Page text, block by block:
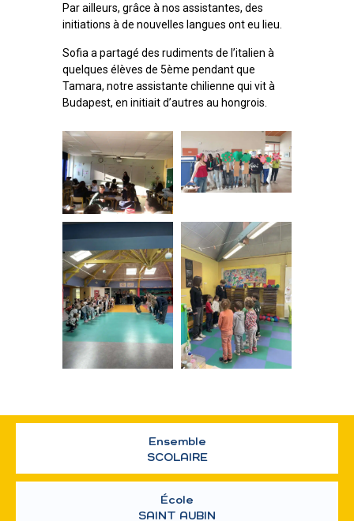
Par ailleurs, grâce à nos assistantes, des
initiations à de nouvelles langues ont eu lieu.
Sofia a partagé des rudiments de l’italien à
quelques élèves de 5ème pendant que
Tamara, notre assistante chilienne qui vit à
Budapest, en initiait d’autres au hongrois.
Ensemble
SCOLAIRE
École
SAINT AUBIN